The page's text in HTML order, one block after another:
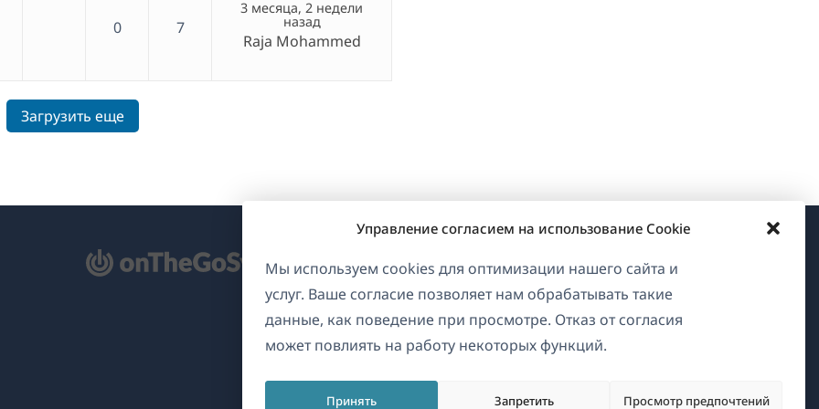
Управление согласием на использование Cookie
Мы используем cookies для оптимизации нашего сайта и
услуг. Ваше согласие позволяет нам обрабатывать такие
данные, как поведение при просмотре. Отказ от согласия
может повлиять на работу некоторых функций.
Принять Запретить Просмотр предпочтений
0 7
3 месяца, 2 недели
назад
Raja Mohammed
Загрузить еще
О WPML
GDPR и политика
конфиденциальности
Присоединяйтесь к нашей
в